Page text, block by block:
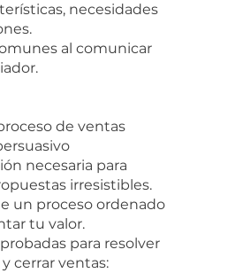
necesidades
al comunicar
de ventas
necesaria para
irresistibles.
un proceso ordenado
tu valor.
para resolver
cerrar ventas: